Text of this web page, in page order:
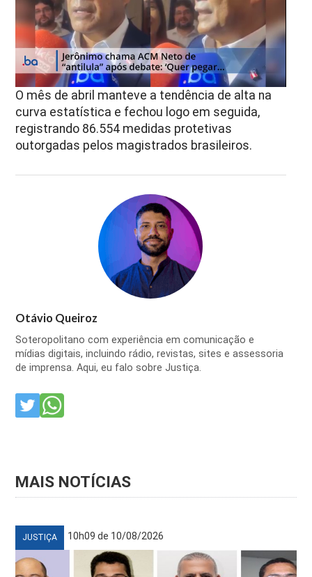
O mês de abril manteve a tendência de alta na
curva estatística e fechou logo em seguida,
registrando 86.554 medidas protetivas
outorgadas pelos magistrados brasileiros.
Otávio Queiroz
Soteropolitano com experiência em comunicação e
mídias digitais, incluindo rádio, revistas, sites e assessoria
de imprensa. Aqui, eu falo sobre Justiça.
MAIS NOTÍCIAS
JUSTIÇA 10h09 de 10/08/2026